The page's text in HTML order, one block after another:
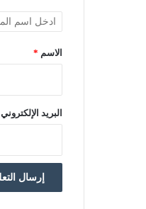
الاسم *
البريد الإلكتروني